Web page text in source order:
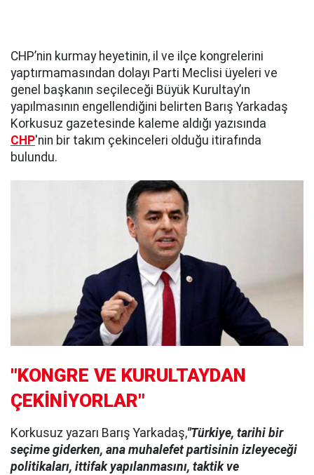
CHP’nin kurmay heyetinin, il ve ilçe kongrelerini
yaptırmamasından dolayı Parti Meclisi üyeleri ve
genel başkanın seçileceği Büyük Kurultay’ın
yapılmasının engellendiğini belirten Barış Yarkadaş
Korkusuz gazetesinde kaleme aldığı yazısında
CHP'nin bir takım çekinceleri olduğu itirafında
bulundu.
"KONGRE VE KURULTAYDAN
ÇEKİNİYORLAR"
Korkusuz yazarı Barış Yarkadaş,"Türkiye, tarihi bir
seçime giderken, ana muhalefet partisinin izleyeceği
politikaları, ittifak yapılanmasını, taktik ve